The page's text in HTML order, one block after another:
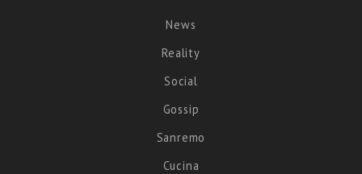
News
Reality
Social
Gossip
Sanremo
Cucina